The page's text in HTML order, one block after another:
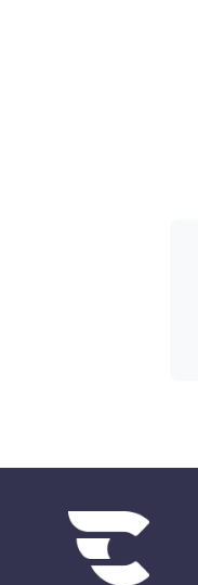
Diverse links